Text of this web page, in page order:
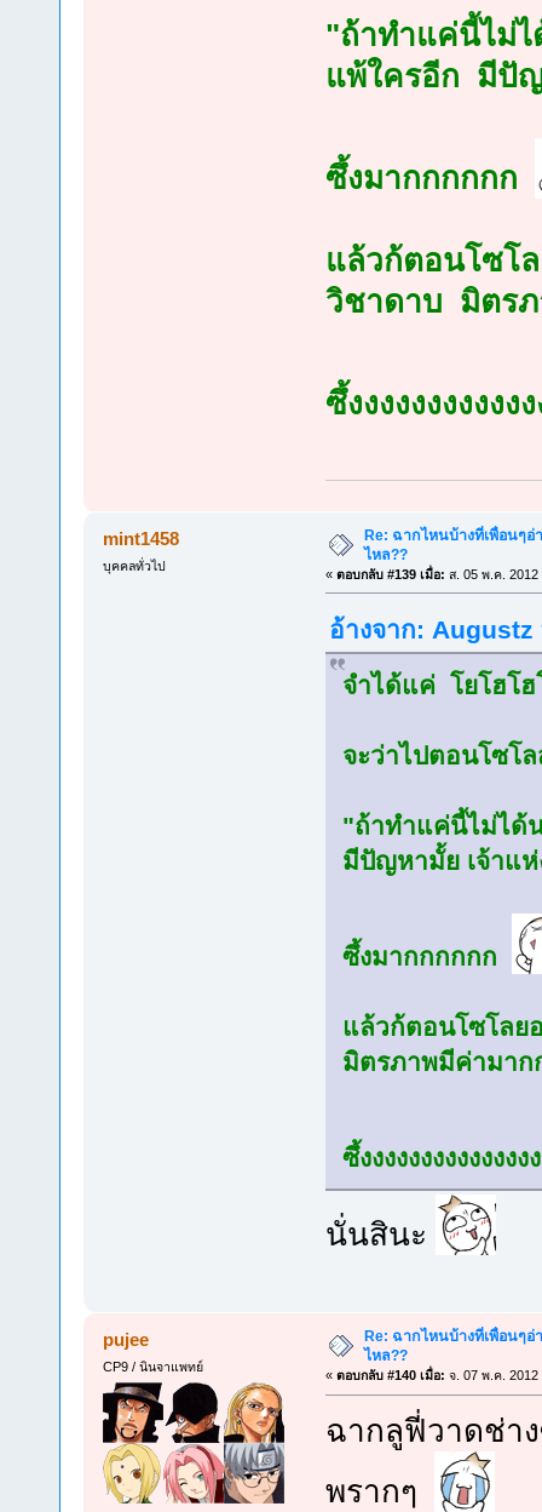
"ถ้าทำแค่นี้ไม่
แพ้ใครอีก มีปัญ
ซึ้งมากกกกกก
แล้วก้ตอนโซโ
วิชาดาบ มิตรภ
ซึ้งงงงงงงงงงง
mint1458
บุคคลทั่วไป
Re: ฉากไหนบ้างที่เพื่อนๆ
ไหล??
« ตอบกลับ #139 เมื่อ: ส. 05 พ.ค. 2012
อ้างจาก: Augustz
จำได้แค่ โยโฮโ
จะว่าไปตอนโซ
"ถ้าทำแค่นี้ไม่ได้
มีปัญหามั้ย เจ้าแ
ซึ้งมากกกกกก
แล้วก้ตอนโซโลย
มิตรภาพมีค่ามาก
ซึ้งงงงงงงงงงงงง
นั่นสินะ
pujee
CP9 / นินจาแพทย์
Re: ฉากไหนบ้างที่เพื่อนๆ
ไหล??
« ตอบกลับ #140 เมื่อ: จ. 07 พ.ค. 2012
ฉากลูฟี่วาดช่า
พรากๆ